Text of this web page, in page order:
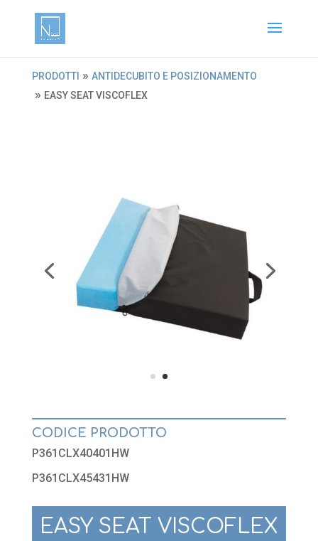
PRODOTTI » ANTIDECUBITO E POSIZIONAMENTO
» EASY SEAT VISCOFLEX
CODICE PRODOTTO
P361CLX40401HW
P361CLX45431HW
EASY SEAT VISCOFLEX